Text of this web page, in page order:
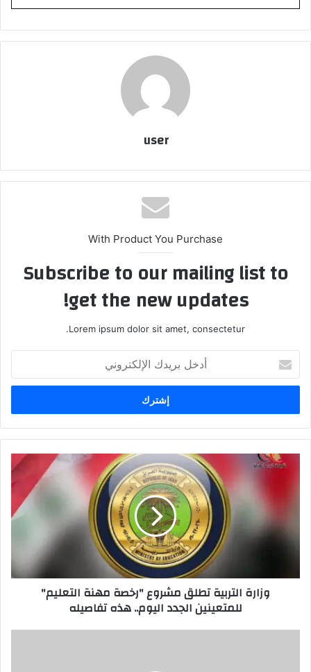
user
With Product You Purchase
Subscribe to our mailing list to
get the new updates!
Lorem ipsum dolor sit amet, consectetur.
بريدك
الإلكتروني
وزارة
مهنة
الجدد
وزارة التربية تطلق مشروع "رخصة مهنة التعليم"
للمتعينين الجدد اليوم.. هذه تفاصيله